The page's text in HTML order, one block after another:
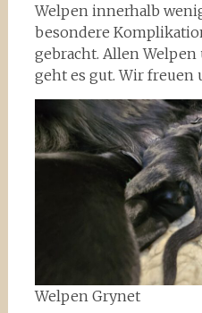
Welpen innerhalb
besondere
gebracht. Allen
geht es gut. Wir freuen
Welpen Grynet